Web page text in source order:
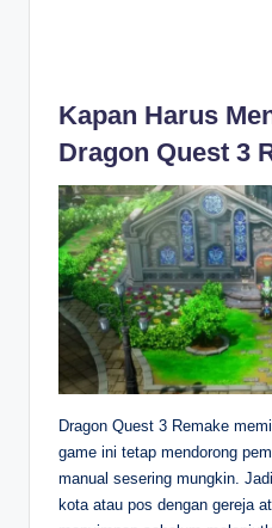
Kapan Harus
Dragon Quest 3
Dragon Quest 3 Remake
game ini tetap mendorong
manual sesering mungkin.
kota atau pos dengan gereja